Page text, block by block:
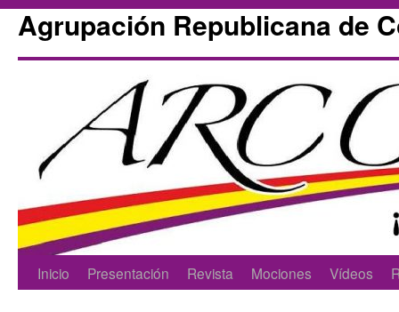
Agrupación Republicana de
Skip
Inicio Presentación Revista Mociones Vídeos